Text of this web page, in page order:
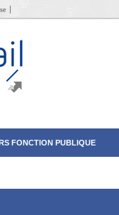
FONCTION PUBLIQUE